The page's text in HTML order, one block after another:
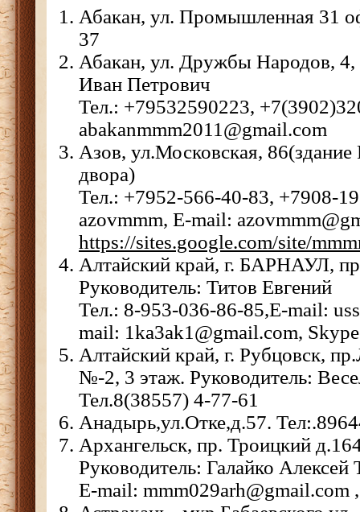
Абакан, ул. Промышленная 31
37
Абакан, ул. Дружбы Народов, 4,
Иван Петрович
Тел.: +79532590223,
abakanmmm2011@gmail.com
Азов, ул.Московская,
двора)
Тел.: +7952-566-40-83, +7908-
azovmmm, E-mail:
https://sites.google.com/site/
Алтайский край, г. БАРНАУЛ,
Руководитель: Титов Евгений
Тел.: 8-953-036-86-85,E-mail:
mail: 1ka3ak1@gmail.com,
Алтайский край, г. Рубцовск,
№-2, 3 этаж. Руководитель:
Тел.8(38557) 4-77-61
Анадырь,ул.Отке,д.57.
Архангельск, пр. Троицкий
Руководитель: Галайко
E-mail: